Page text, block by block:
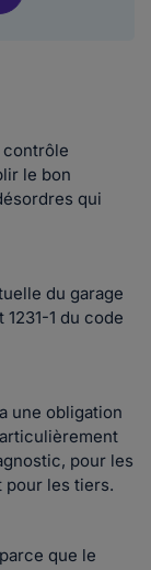
contrôle
le bon
qui
du garage
1 du code
une obligation
pour les
pour les tiers.
que le